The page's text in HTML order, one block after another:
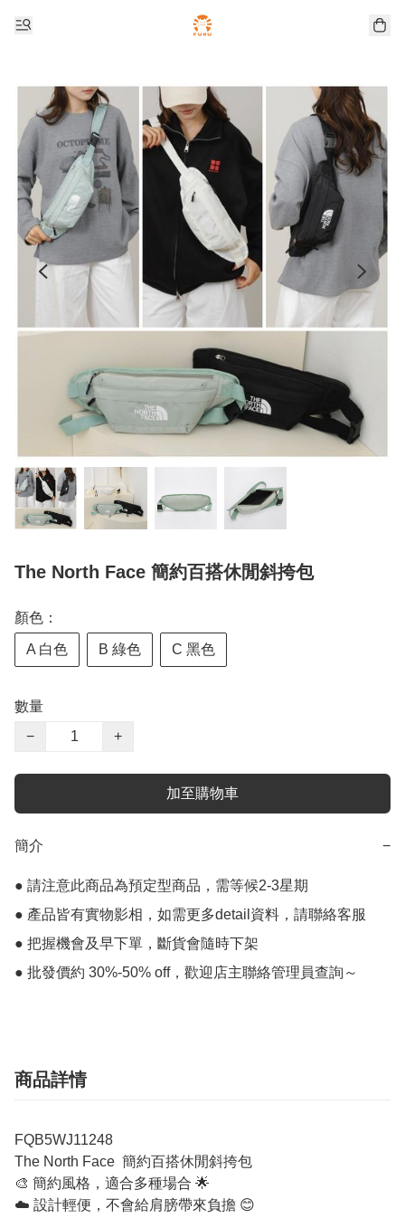
The North Face 簡約百搭休閒斜挎包
顏色：
A 白色 B 綠色 C 黑色
數量
−
+
加至購物車
簡介 −
● 請注意此商品為預定型商品，需等候2-3星期
● 產品皆有實物影相，如需更多detail資料，請聯絡客服
● 把握機會及早下單，斷貨會隨時下架
商品詳情
FQB5WJ11248
The North Face 簡約百搭休閒斜挎包
🎨 簡約風格，適合多種場合 🌟
☁️ 設計輕便，不會給肩膀帶來負擔 😊